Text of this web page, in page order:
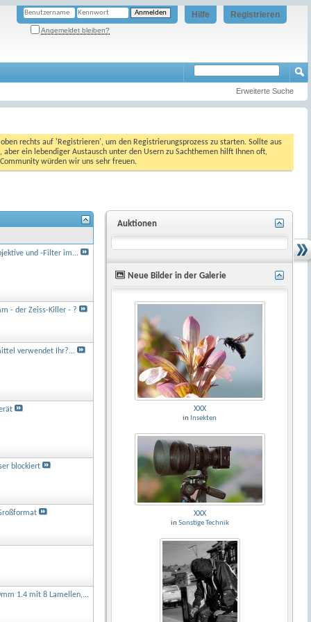
Registrieren
Hilfe
Angemeldet bleiben?
Erweiterte Suche
rechts auf 'Registrieren', um den Registrierungsprozess zu starten. Sollte aus
ein lebendiger Austausch unter den Usern zu Sachthemen hilft Ihnen oft,
würden wir uns sehr freuen.
und -Filter im...
- der Zeiss-Killer - ?
verwendet Ihr?...
blockiert
1.4 mit 8 Lamellen,...
Auktionen
Neue Bilder in der Galerie
XXX
in Insekten
XXX
in Sonstige Technik